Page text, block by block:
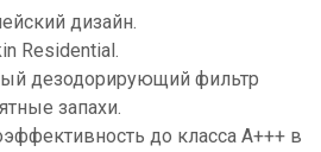
дизайн.
Residential.
дезодорирующий фильтр
запахи.
до класса А+++ в